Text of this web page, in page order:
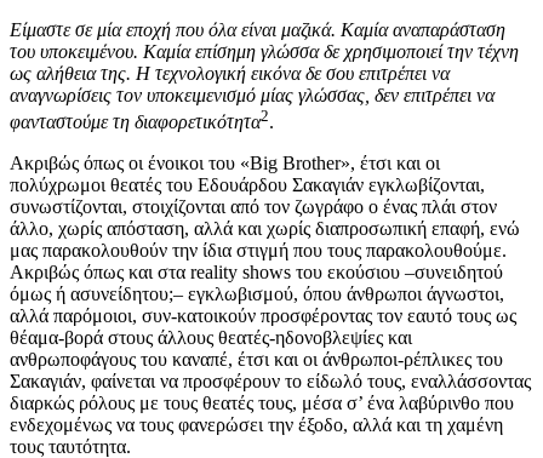
Είμαστε σε μία εποχή που όλα είναι μαζικά. Καμία αναπαράσταση
του υποκειμένου. Καμία επίσημη γλώσσα δε χρησιμοποιεί την τέχνη
ως αλήθεια της. Η τεχνολογική εικόνα δε σου επιτρέπει να
αναγνωρίσεις τον υποκειμενισμό μίας γλώσσας, δεν επιτρέπει να
φανταστούμε τη διαφορετικότητα2.
Ακριβώς όπως οι ένοικοι του «Big Brother», έτσι και οι
πολύχρωμοι θεατές του Εδουάρδου Σακαγιάν εγκλωβίζονται,
συνωστίζονται, στοιχίζονται από τον ζωγράφο ο ένας πλάι στον
άλλο, χωρίς απόσταση, αλλά και χωρίς διαπροσωπική επαφή, ενώ
μας παρακολουθούν την ίδια στιγμή που τους παρακολουθούμε.
Ακριβώς όπως και στα reality shows του εκούσιου –συνειδητού
όμως ή ασυνείδητου;– εγκλωβισμού, όπου άνθρωποι άγνωστοι,
αλλά παρόμοιοι, συν-κατοικούν προσφέροντας τον εαυτό τους ως
θέαμα-βορά στους άλλους θεατές-ηδονοβλεψίες και
ανθρωποφάγους του καναπέ, έτσι και οι άνθρωποι-ρέπλικες του
Σακαγιάν, φαίνεται να προσφέρουν το είδωλό τους, εναλλάσσοντας
διαρκώς ρόλους με τους θεατές τους, μέσα σ’ ένα λαβύρινθο που
ενδεχομένως να τους φανερώσει την έξοδο, αλλά και τη χαμένη
τους ταυτότητα.